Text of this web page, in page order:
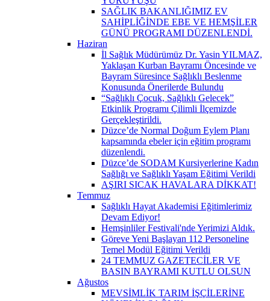
SAĞLIK BAKANLIĞIMIZ EV
SAHİPLİĞİNDE EBE VE HEMŞİLER
GÜNÜ PROGRAMI DÜZENLENDİ.
Haziran
İl Sağlık Müdürümüz Dr. Yasin YILMAZ,
Yaklaşan Kurban Bayramı Öncesinde ve
Bayram Süresince Sağlıklı Beslenme
Konusunda Önerilerde Bulundu
“Sağlıklı Çocuk, Sağlıklı Gelecek”
Etkinlik Programı Çilimli İlçemizde
Gerçekleştirildi.
Düzce’de Normal Doğum Eylem Planı
kapsamında ebeler için eğitim programı
düzenlendi.
Düzce’de SODAM Kursiyerlerine Kadın
Sağlığı ve Sağlıklı Yaşam Eğitimi Verildi
AŞIRI SICAK HAVALARA DİKKAT!
Temmuz
Sağlıklı Hayat Akademisi Eğitimlerimiz
Devam Ediyor!
Hemşinliler Festivali'nde Yerimizi Aldık.
Göreve Yeni Başlayan 112 Personeline
Temel Modül Eğitimi Verildi
24 TEMMUZ GAZETECİLER VE
BASIN BAYRAMI KUTLU OLSUN
Ağustos
MEVSİMLİK TARIM İŞÇİLERİNE